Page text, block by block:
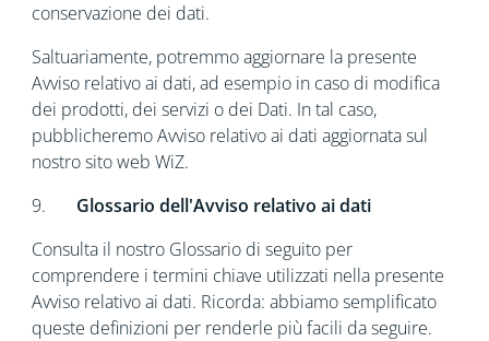
conservazione dei dati.
Saltuariamente, potremmo aggiornare la presente
Avviso relativo ai dati, ad esempio in caso di modifica
dei prodotti, dei servizi o dei Dati. In tal caso,
pubblicheremo Avviso relativo ai dati aggiornata sul
nostro sito web WiZ.
9. Glossario dell'Avviso relativo ai dati
Consulta il nostro Glossario di seguito per
comprendere i termini chiave utilizzati nella presente
Avviso relativo ai dati. Ricorda: abbiamo semplificato
queste definizioni per renderle più facili da seguire.